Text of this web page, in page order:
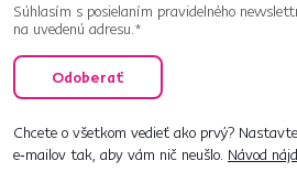
Súhlasím s posielaním pravidelného
na uvedenú adresu.*
Odoberať
Chcete o všetkom vedieť ako prvý?
e‑mailov tak, aby vám nič neušlo. Návod